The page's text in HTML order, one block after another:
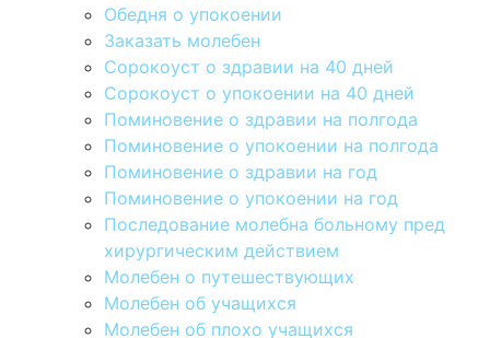
Обедня о упокоении
Заказать молебен
Сорокоуст о здравии на 40 дней
Сорокоуст о упокоении на 40 дней
Поминовение о здравии на полгода
Поминовение о упокоении на полгода
Поминовение о здравии на год
Поминовение о упокоении на год
Последование молебна больному пред
хирургическим действием
Молебен о путешествующих
Молебен об учащихся
Молебен об плохо учащихся